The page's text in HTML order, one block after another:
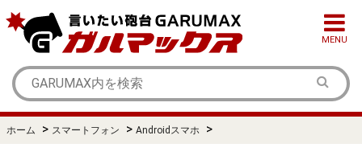
MENU
ホーム > スマートフォン > Androidスマホ >